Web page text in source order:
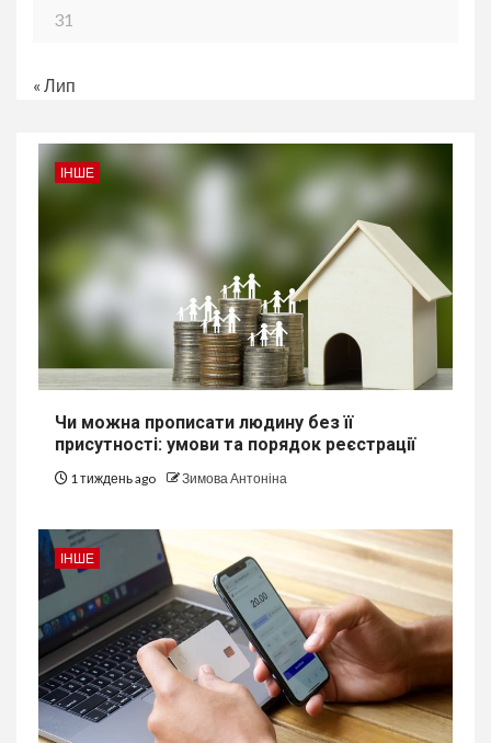
31
« Лип
ІНШЕ
Чи можна прописати людину без її
присутності: умови та порядок реєстрації
1 тиждень ago Зимова Антоніна
ІНШЕ